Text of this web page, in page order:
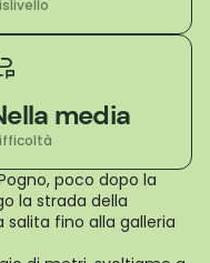
media
poco dopo la
la strada della
salita fino alla galleria